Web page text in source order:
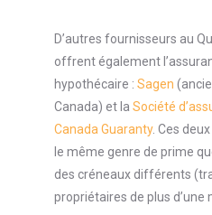
D’autres fournisseurs au
offrent également
hypothécaire : Sagen
Canada) et la Société
Canada Guaranty. Ces
le même genre de prime
des créneaux différents
propriétaires de plus d’une